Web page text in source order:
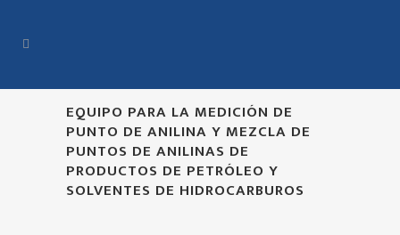
EQUIPO PARA LA MEDICIÓN DE
PUNTO DE ANILINA Y MEZCLA DE
PUNTOS DE ANILINAS DE
PRODUCTOS DE PETRÓLEO Y
SOLVENTES DE HIDROCARBUROS